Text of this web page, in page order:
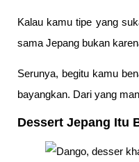
Kalau kamu tipe yang
sama Jepang bukan
Serunya, begitu kamu
bayangkan. Dari yang
Dessert Jepang Itu